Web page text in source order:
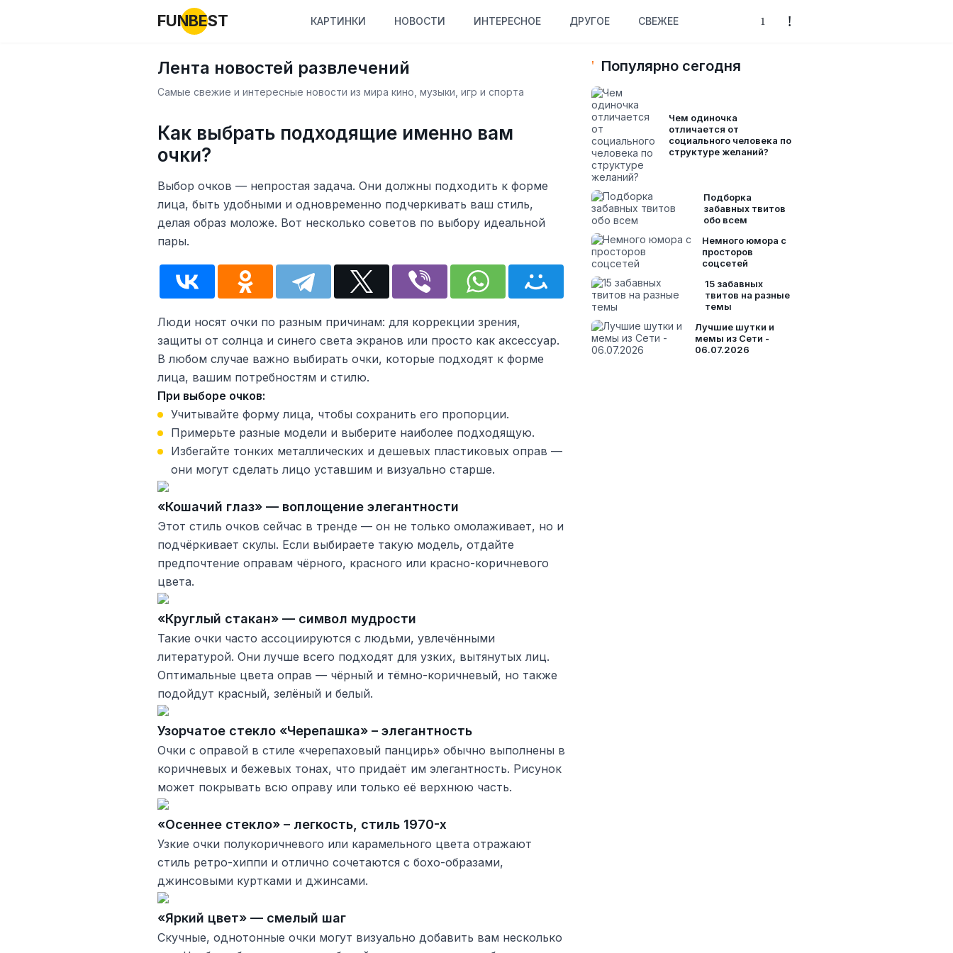
FUNBEST КАРТИНКИ НОВОСТИ ИНТЕРЕСНОЕ ДРУГОЕ СВЕЖЕЕ
Лента новостей развлечений
Самые свежие и интересные новости из мира кино, музыки, игр и спорта
Как выбрать подходящие именно вам
очки?
Выбор очков — непростая задача. Они должны подходить к форме
лица, быть удобными и одновременно подчеркивать ваш стиль,
делая образ моложе. Вот несколько советов по выбору идеальной
пары.
Люди носят очки по разным причинам: для коррекции зрения,
защиты от солнца и синего света экранов или просто как аксессуар.
В любом случае важно выбирать очки, которые подходят к форме
лица, вашим потребностям и стилю.
При выборе очков:
Учитывайте форму лица, чтобы сохранить его пропорции.
Примерьте разные модели и выберите наиболее подходящую.
Избегайте тонких металлических и дешевых пластиковых оправ —
они могут сделать лицо уставшим и визуально старше.
«Кошачий глаз» — воплощение элегантности
Этот стиль очков сейчас в тренде — он не только омолаживает, но и
подчёркивает скулы. Если выбираете такую модель, отдайте
предпочтение оправам чёрного, красного или красно-коричневого
цвета.
«Круглый стакан» — символ мудрости
Такие очки часто ассоциируются с людьми, увлечёнными
литературой. Они лучше всего подходят для узких, вытянутых лиц.
Оптимальные цвета оправ — чёрный и тёмно-коричневый, но также
подойдут красный, зелёный и белый.
Узорчатое стекло «Черепашка» – элегантность
Очки с оправой в стиле «черепаховый панцирь» обычно выполнены в
коричневых и бежевых тонах, что придаёт им элегантность. Рисунок
может покрывать всю оправу или только её верхнюю часть.
«Осеннее стекло» – легкость, стиль 1970-х
Узкие очки полукоричневого или карамельного цвета отражают
стиль ретро-хиппи и отлично сочетаются с бохо-образами,
джинсовыми куртками и джинсами.
«Яркий цвет» — смелый шаг
Скучные, однотонные очки могут визуально добавить вам несколько
Популярно сегодня
Чем одиночка
отличается от
социального человека по
структуре желаний?
Подборка
забавных твитов
обо всем
Немного юмора с
просторов
соцсетей
15 забавных
твитов на разные
темы
Лучшие шутки и
мемы из Сети -
06.07.2026